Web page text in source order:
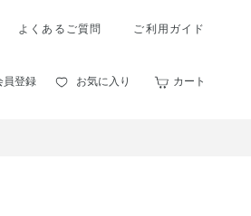
よくあるご質問 ご利用ガイド
員登録 お気に入り カート